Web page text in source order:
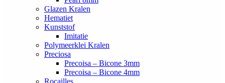
Glazen Kralen
Hematiet
Kunststof
Imitatie
Polymeerklei Kralen
Preciosa
Precoisa – Bicone 3mm
Precoisa – Bicone 4mm
Rocailles